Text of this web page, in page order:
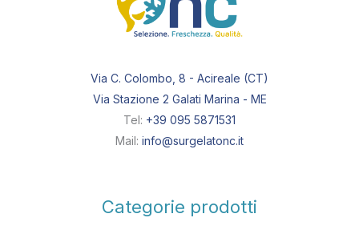
Via C. Colombo, 8 - Acireale (CT)
Via Stazione 2 Galati Marina - ME
Tel: +39 095 5871531
Mail: info@surgelatonc.it
Categorie prodotti